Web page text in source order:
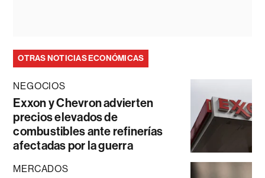
OTRAS NOTICIAS ECONÓMICAS
NEGOCIOS
Exxon y Chevron advierten
precios elevados de
combustibles ante refinerías
afectadas por la guerra
MERCADOS